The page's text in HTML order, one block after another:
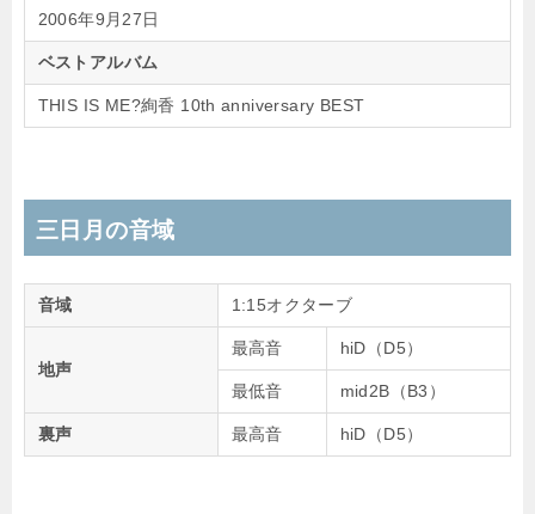
2006年9月27日
ベストアルバム
THIS IS ME?絢香 10th anniversary BEST
三日月の音域
音域 1:15オクターブ
地声
最高音 hiD（D5）
最低音 mid2B（B3）
裏声 最高音 hiD（D5）